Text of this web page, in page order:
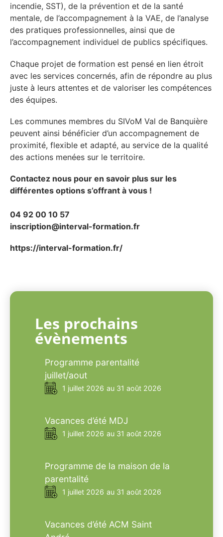
incendie, SST), de la prévention et de la santé
mentale, de l’accompagnement à la VAE, de l’analyse
des pratiques professionnelles, ainsi que de
l’accompagnement individuel de publics spécifiques.
Chaque projet de formation est pensé en lien étroit
avec les services concernés, afin de répondre au plus
juste à leurs attentes et de valoriser les compétences
des équipes.
Les communes membres du SIVoM Val de Banquière
peuvent ainsi bénéficier d’un accompagnement de
proximité, flexible et adapté, au service de la qualité
des actions menées sur le territoire.
Contactez nous pour en savoir plus sur les
différentes options s’offrant à vous !
04 92 00 10 57
inscription@interval-formation.fr
https://interval-formation.fr/
Les prochains
évènements
Programme parentalité
juillet/aout
1 juillet 2026 au 31 août 2026
Vacances d’été MDJ
1 juillet 2026 au 31 août 2026
Programme de la maison de la
parentalité
1 juillet 2026 au 31 août 2026
Vacances d’été ACM Saint